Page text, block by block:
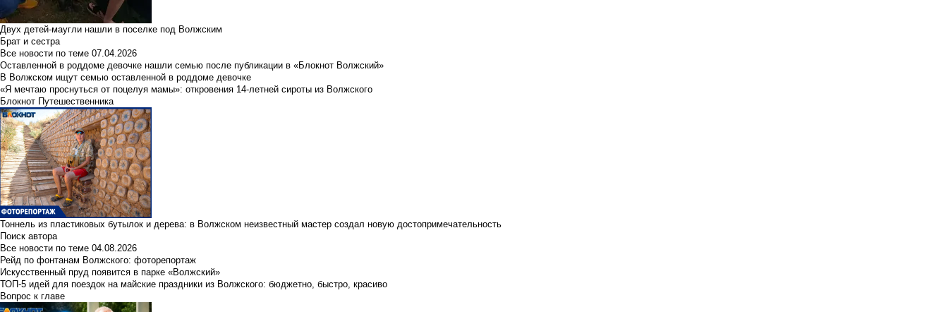
Двух детей-маугли нашли в поселке под Волжским
Брат и сестра
Все новости по теме 07.04.2026
Оставленной в роддоме девочке нашли семью после публикации в «Блокнот Волжский»
В Волжском ищут семью оставленной в роддоме девочке
«Я мечтаю проснуться от поцелуя мамы»: откровения 14-летней сироты из Волжского
Блокнот Путешественника
Тоннель из пластиковых бутылок и дерева: в Волжском неизвестный мастер создал новую достопримечательность
Поиск автора
Все новости по теме 04.08.2026
Рейд по фонтанам Волжского: фоторепортаж
Искусственный пруд появится в парке «Волжский»
ТОП-5 идей для поездок на майские праздники из Волжского: бюджетно, быстро, красиво
Вопрос к главе